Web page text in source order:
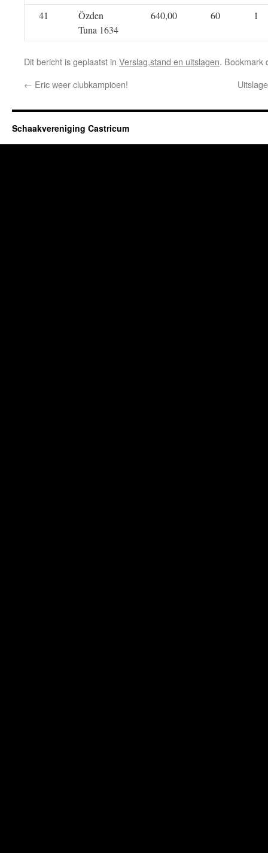
41
Özden
Tuna 1634
640,00 60 1
Dit bericht is geplaatst in Verslag,stand en uitslagen. Bookmark
← Eric weer clubkampioen!
Schaakvereniging Castricum